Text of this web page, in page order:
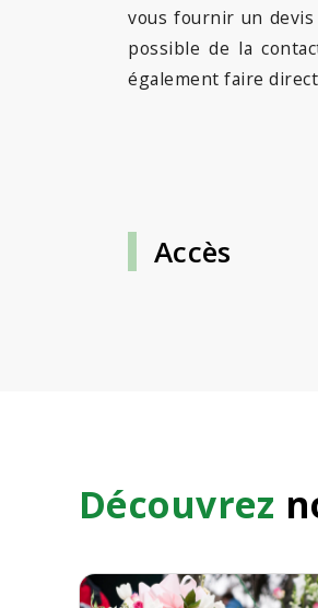
vous fournir un
possible de la
également faire
Accès
Découvrez